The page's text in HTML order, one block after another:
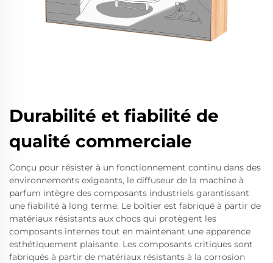
Durabilité et fiabilité de
qualité commerciale
Conçu pour résister à un fonctionnement continu dans des
environnements exigeants, le diffuseur de la machine à
parfum intègre des composants industriels garantissant
une fiabilité à long terme. Le boîtier est fabriqué à partir de
matériaux résistants aux chocs qui protègent les
composants internes tout en maintenant une apparence
esthétiquement plaisante. Les composants critiques sont
fabriqués à partir de matériaux résistants à la corrosion